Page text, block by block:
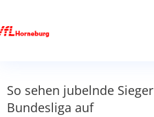
So sehen jubelnde
Bundesliga auf